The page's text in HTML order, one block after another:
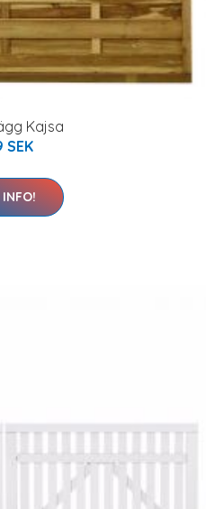
Kajsa
SEK
INFO!